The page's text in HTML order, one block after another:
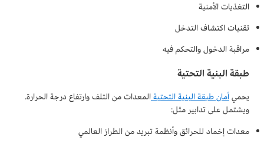
التغذيات الأمنية
تقنيات اكتشاف التدخل
مراقبة الدخول والتحكم فيه
طبقة البنية التحتية
يحميأمان طبقة البنية التحتيةالمعدات من التلف وارتفاع درجة الحرارة.
ويشتمل على تدابير مثل:
معدات إخماد للحرائق وأنظمة تبريد من الطراز العالمي